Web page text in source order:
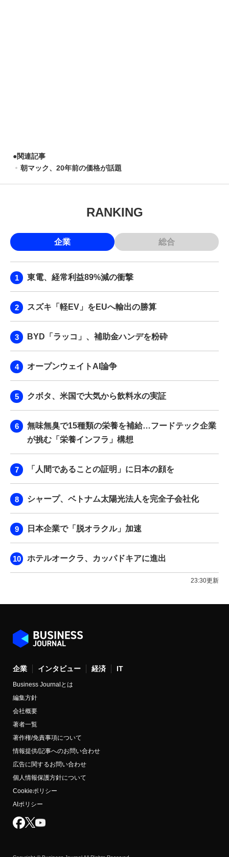
●関連記事
朝マック、20年前の価格が話題
RANKING
企業 総合
東電、経常利益89%減の衝撃
スズキ「軽EV」をEUへ輸出の勝算
BYD「ラッコ」、補助金ハンデを粉砕
オープンウェイトAI論争
クボタ、米国で大気から飲料水の実証
無味無臭で15種類の栄養を補給…フードテック企業
が挑む「栄養インフラ」構想
「人間であることの証明」に日本の顔を
シャープ、ベトナム太陽光法人を完全子会社化
日本企業で「脱オラクル」加速
ホテルオークラ、カッパドキアに進出
23:30更新
企業 インタビュー 経済 IT
Business Journalとは
編集方針
会社概要
著者一覧
著作権/免責事項について
情報提供/記事へのお問い合わせ
広告に関するお問い合わせ
個人情報保護方針について
Cookieポリシー
AIポリシー